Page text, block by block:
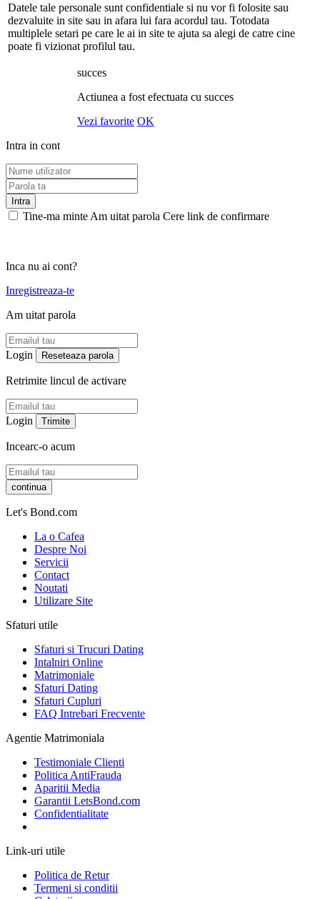
Datele tale personale sunt confidentiale si nu vor fi folosite sau
dezvaluite in site sau in afara lui fara acordul tau. Totodata
multiplele setari pe care le ai in site te ajuta sa alegi de catre cine
poate fi vizionat profilul tau.
succes
Actiunea a fost efectuata cu succes
Vezi favorite OK
Intra in cont
Intra
Tine-ma minte Am uitat parola Cere link de confirmare
Inca nu ai cont?
Inregistreaza-te
Am uitat parola
Login Reseteaza parola
Retrimite lincul de activare
Login Trimite
Incearc-o acum
continua
Let's Bond.com
La o Cafea
Despre Noi
Servicii
Contact
Noutati
Utilizare Site
Sfaturi utile
Sfaturi si Trucuri Dating
Intalniri Online
Matrimoniale
Sfaturi Dating
Sfaturi Cupluri
FAQ Intrebari Frecvente
Agentie Matrimoniala
Testimoniale Clienti
Politica AntiFrauda
Aparitii Media
Garantii LetsBond.com
Confidentialitate
Link-uri utile
Politica de Retur
Termeni si conditii